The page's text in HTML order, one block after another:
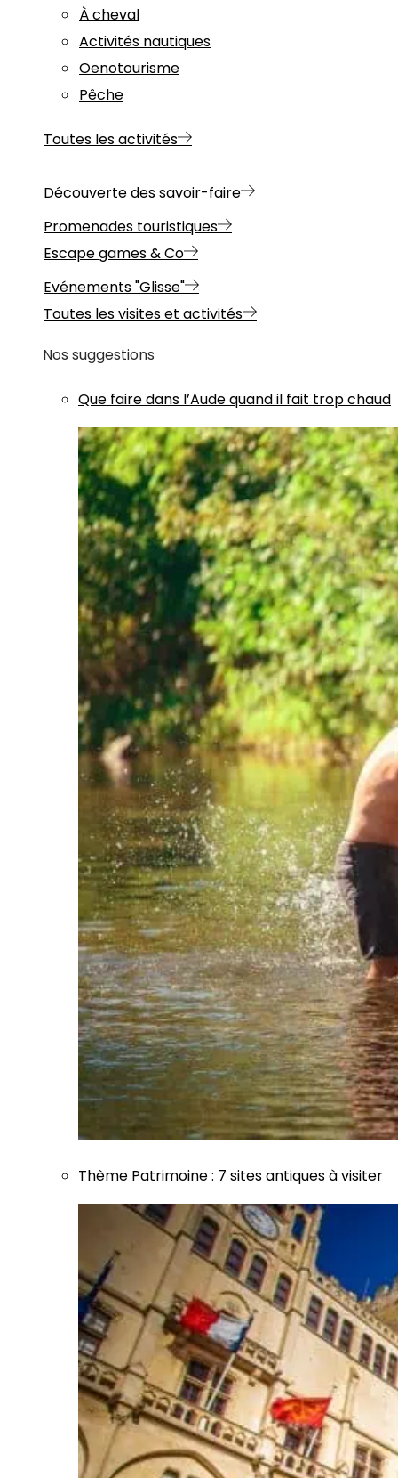
À cheval
Activités nautiques
Oenotourisme
Pêche
Toutes les activités
Découverte des savoir-faire
Promenades touristiques
Escape games & Co
Evénements "Glisse"
Toutes les visites et activités
Nos suggestions
Que faire dans l’Aude quand il fait trop chaud
Thème Patrimoine: 7 sites antiques à visiter